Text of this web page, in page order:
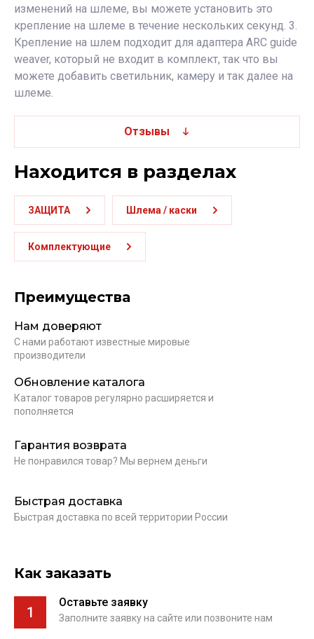
изменений на шлеме, вы можете установить это
крепление на шлеме в течение нескольких секунд. 3.
Крепление на шлем подходит для адаптера ARC guide
weaver, который не входит в комплект, так что вы
можете добавить светильник, камеру и так далее на
шлеме.
Отзывы
Находится в разделах
ЗАЩИТА Шлема / каски
Комплектующие
Преимущества
Нам доверяют
С нами работают известные мировые
производители
Обновление каталога
Каталог товаров регулярно расширяется и
пополняется
Гарантия возврата
Не понравился товар? Мы вернем деньги
Быстрая доставка
Быстрая доставка по всей территории России
Как заказать
1
Оставьте заявку
Заполните заявку на сайте или позвоните нам